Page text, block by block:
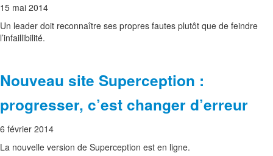
15 mai 2014
Un leader doit reconnaître ses propres fautes plutôt que de feindre
l’infaillibilité.
Nouveau site Superception :
progresser, c’est changer d’erreur
6 février 2014
La nouvelle version de Superception est en ligne.